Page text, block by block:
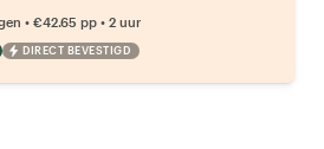
• €42.65 pp • 2 uur
DIRECT BEVESTIGD